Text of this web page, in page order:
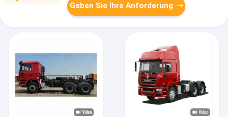
Geben Sie Ihre Anforderung